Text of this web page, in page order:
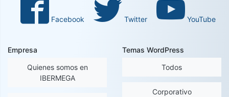
Facebook Twitter YouTube
Empresa
Quienes somos en
IBERMEGA
Temas WordPress
Todos
Corporativo